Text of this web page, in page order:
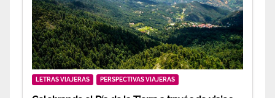
LETRAS VIAJERAS PERSPECTIVAS VIAJERAS